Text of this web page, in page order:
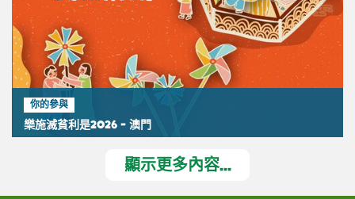
你的參與
樂施滅貧利是2026 - 澳門
顯示更多內容...